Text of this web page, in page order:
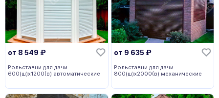
от 8 549 ₽
Рольставни для дачи
600(ш)x1200(в) автоматические
от 9 635 ₽
Рольставни для дачи
800(ш)x2000(в) механические